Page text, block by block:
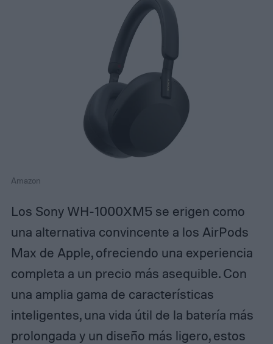
Amazon
Los Sony WH-1000XM5 se erigen como
una alternativa convincente a los AirPods
Max de Apple, ofreciendo una experiencia
completa a un precio más asequible. Con
una amplia gama de características
inteligentes, una vida útil de la batería más
prolongada y un diseño más ligero, estos